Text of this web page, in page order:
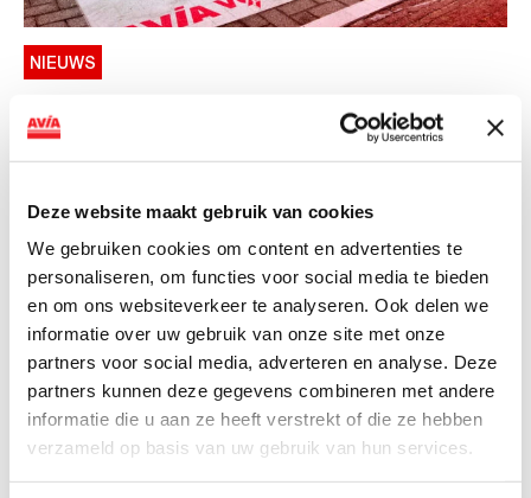
Deze website maakt gebruik van cookies
We gebruiken cookies om content en advertenties te
personaliseren, om functies voor social media te bieden
en om ons websiteverkeer te analyseren. Ook delen we
informatie over uw gebruik van onze site met onze
partners voor social media, adverteren en analyse. Deze
partners kunnen deze gegevens combineren met andere
informatie die u aan ze heeft verstrekt of die ze hebben
verzameld op basis van uw gebruik van hun services.
NIEUWS
AVIA VOLT en Fletcher Hotels starten
landelijke uitrol van DC-
AVIA VOLT en Fletcher Hotels starten landelijke uitrol
van DC-snellaadinfrastructuur AVIA VOLT en...
Lees verder